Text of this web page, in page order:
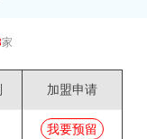
家
加盟申请
我要预留